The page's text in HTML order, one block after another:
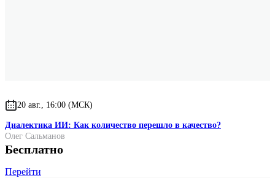
20 авг., 16:00 (МСК)
Диалектика ИИ: Как количество перешло в качество?
Олег Сальманов
Бесплатно
Перейти